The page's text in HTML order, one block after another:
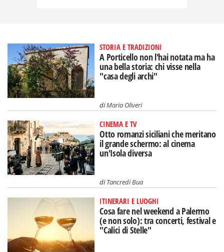
STORIA E TRADIZIONI
A Porticello non l'hai notata ma ha
una bella storia: chi visse nella
"casa degli archi"
diMaria Oliveri
CINEMA E TV
Otto romanzi siciliani che meritano
il grande schermo: al cinema
un'Isola diversa
diTancredi Bua
ITINERARI E LUOGHI
Cosa fare nel weekend a Palermo
(e non solo): tra concerti, festival e
"Calici di Stelle"